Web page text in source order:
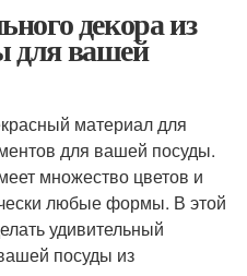
декора из
для вашей
материал для
для вашей посуды.
множество цветов и
любые формы. В этой
удивительный
посуды из